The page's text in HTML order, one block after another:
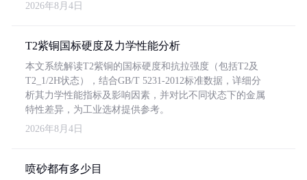
2026年8月4日
T2紫铜国标硬度及力学性能分析
本文系统解读T2紫铜的国标硬度和抗拉强度（包括T2及
T2_1/2H状态），结合GB/T 5231-2012标准数据，详细分
析其力学性能指标及影响因素，并对比不同状态下的金属
特性差异，为工业选材提供参考。
2026年8月4日
喷砂都有多少目